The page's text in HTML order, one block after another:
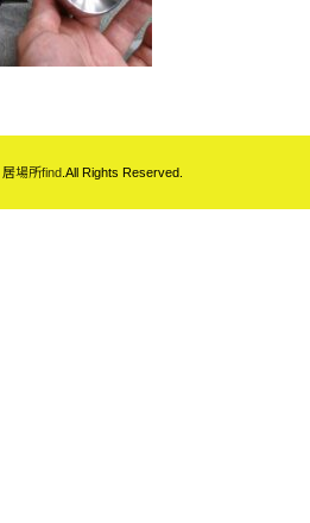
居場所find.All Rights Reserved.